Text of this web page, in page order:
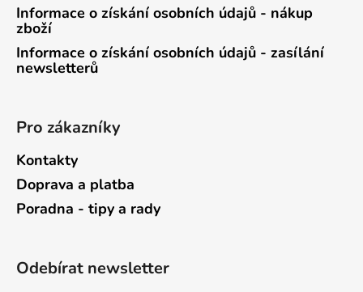
Informace o získání osobních údajů - nákup
zboží
Informace o získání osobních údajů - zasílání
newsletterů
Pro zákazníky
Kontakty
Doprava a platba
Poradna - tipy a rady
Odebírat newsletter